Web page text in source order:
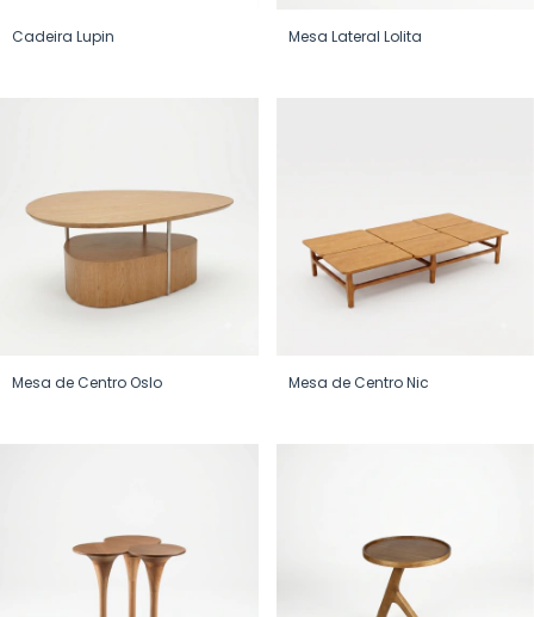
Cadeira Lupin Mesa Lateral Lolita
Mesa de Centro Oslo Mesa de Centro Nic